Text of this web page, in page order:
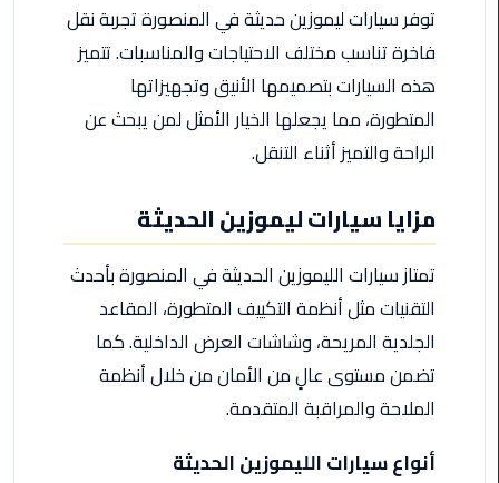
ليموزين
العرب
اسكندرية
ليموزين
مطار
العرب
الاسكندرية
ليموزين
القاهرة
مطار
توفر سيارات ليموزين حديثة في المنصورة تجربة نقل
فاخرة تناسب مختلف الاحتياجات والمناسبات. تتميز
هذه السيارات بتصميمها الأنيق وتجهيزاتها
المتطورة، مما يجعلها الخيار الأمثل لمن يبحث عن
الراحة والتميز أثناء التنقل.
مزايا سيارات ليموزين الحديثة
تمتاز سيارات الليموزين الحديثة في المنصورة بأحدث
التقنيات مثل أنظمة التكييف المتطورة، المقاعد
الجلدية المريحة، وشاشات العرض الداخلية. كما
تضمن مستوى عالٍ من الأمان من خلال أنظمة
الملاحة والمراقبة المتقدمة.
أنواع سيارات الليموزين الحديثة